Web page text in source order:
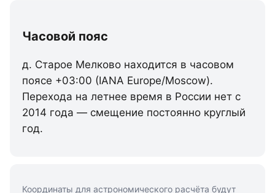
Часовой пояс
д. Старое Мелково находится в часовом
поясе +03:00 (IANA Europe/Moscow).
Перехода на летнее время в России нет с
2014 года — смещение постоянно круглый
год.
Координаты для астрономического расчёта будут